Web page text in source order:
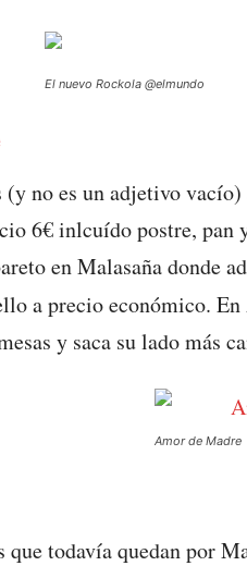
El nuevo Rockola @elmundo
(y no es un adjetivo
6€ inlcuído postre,
en Malasaña donde
a precio económico.
y saca su lado más
Amor de Madre
que todavía quedan por